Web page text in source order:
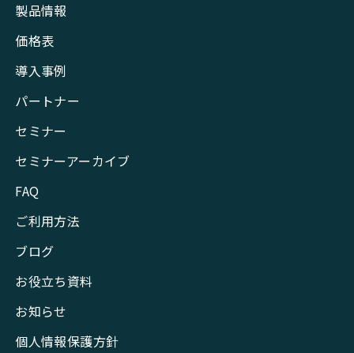
製品情報
価格表
導入事例
パートナー
セミナー
セミナーアーカイブ
FAQ
ご利用方法
ブログ
お役立ち資料
お知らせ
個人情報保護方針